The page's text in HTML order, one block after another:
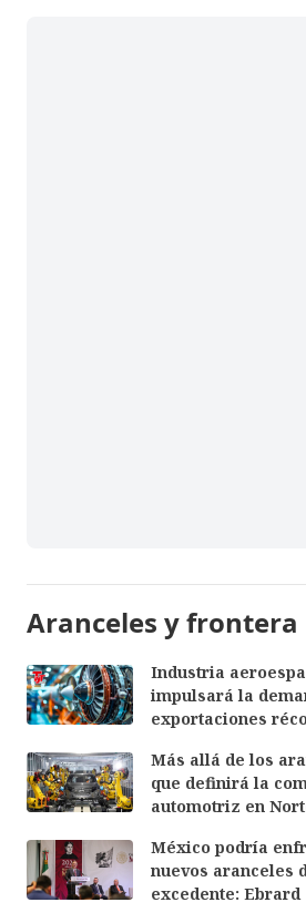
Aranceles y frontera
Industria
impulsará la
exportaciones
Más allá de los
que definirá la
automotriz en
México podría
nuevos aranceles
excedente: Ebrard